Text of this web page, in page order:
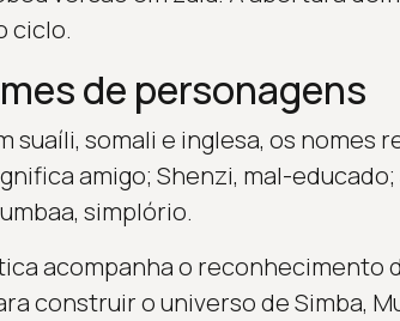
ciclo.
de personagens
suaíli, somali e inglesa, os nomes
amigo; Shenzi, mal-educado;
simplório.
acompanha o reconhecimento
construir o universo de Simba,